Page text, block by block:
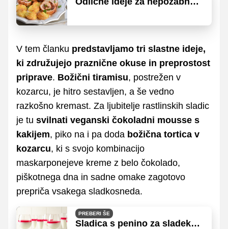
V tem članku predstavljamo tri slastne ideje,
ki združujejo praznične okuse in preprostost
priprave. Božični tiramisu, postrežen v
kozarcu, je hitro sestavljen, a še vedno
razkošno kremast. Za ljubitelje rastlinskih sladic
je tu svilnati veganski čokoladni mousse s
kakijem, piko na i pa doda božična tortica v
kozarcu, ki s svojo kombinacijo
maskarponejeve kreme z belo čokolado,
piškotnega dna in sadne omake zagotovo
prepriča vsakega sladkosneda.
PREBERI ŠE
Sladica s penino za sladek